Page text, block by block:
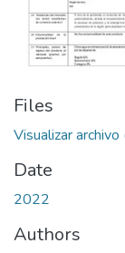
Files
Visualizar archivo
Date
2022
Authors